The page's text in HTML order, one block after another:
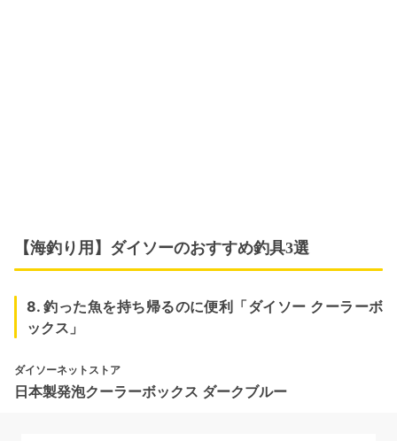
【海釣り用】ダイソーのおすすめ釣具3選
8. 釣った魚を持ち帰るのに便利「ダイソー クーラーボ
ックス」
ダイソーネットストア
日本製発泡クーラーボックス ダークブルー